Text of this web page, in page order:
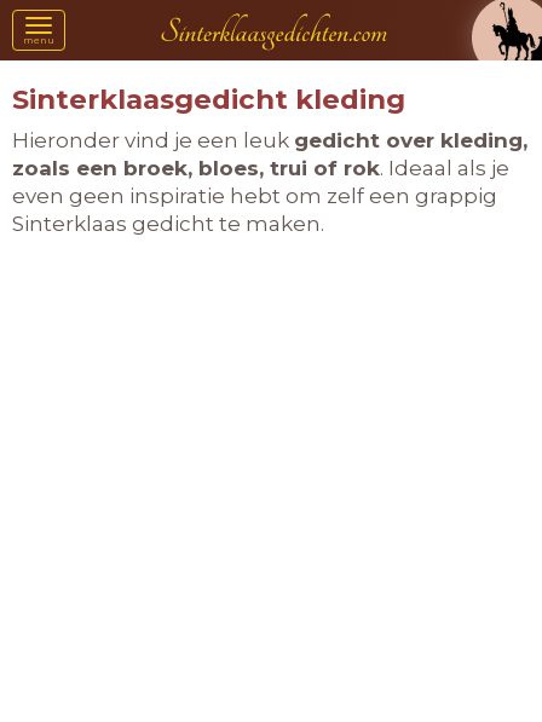
Toggle
navigation
menu
Sinterklaasgedicht kleding
Hieronder vind je een leuk gedicht over kleding,
zoals een broek, bloes, trui of rok. Ideaal als je
even geen inspiratie hebt om zelf een grappig
Sinterklaas gedicht te maken.